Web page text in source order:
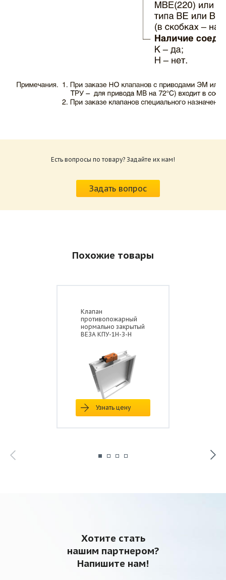
ВИНГС-М КЛОП-1.pdf
приводов КЛОП-1.pdf
Размер: 520.36 Кб
Есть вопросы по товару? Задайте их нам!
Задать вопрос
Похожие товары
Клапан
противопожарный
нормально закрытый
ВЕЗА КПУ-1Н-З-Н
Узнать цену
Хотите стать
нашим партнером?
Напишите нам!